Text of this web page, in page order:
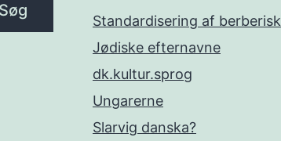
Standardisering af berberisk
Jødiske efternavne
dk.kultur.sprog
Ungarerne
Slarvig danska?